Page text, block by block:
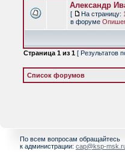
Александр
[ На страницу: 1
в форуме
Страница 1 из 1 [ Результатов
Список форумов
По всем вопросам обращайтесь
к администрации: cap@ksp-